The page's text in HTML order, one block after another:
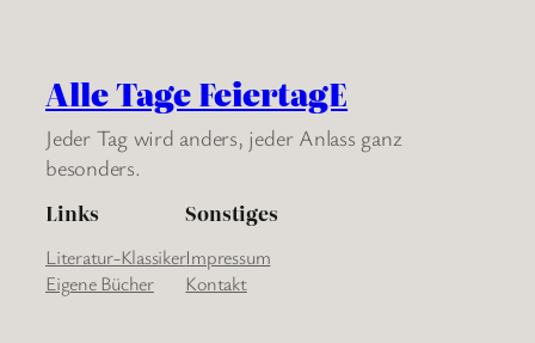
Alle Tage FeiertagE
Jeder Tag wird anders, jeder Anlass ganz
besonders.
Links
Literatur-Klassiker
Eigene Bücher
Sonstiges
Impressum
Kontakt